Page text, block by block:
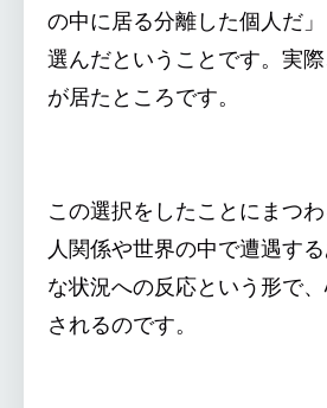
の中に居る分離した個人だ
選んだということです。実
が居たところです。
この選択をしたことにまつ
人関係や世界の中で遭遇す
な状況への反応という形で
されるのです。